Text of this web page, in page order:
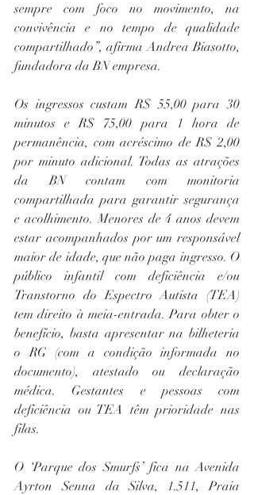
sempre com foco no movimento, na
convivência e no tempo de qualidade
compartilhado”, afirma Andrea Biasotto,
fundadora da BN empresa.
Os ingressos custam R$ 55,00 para 30
minutos e R$ 75,00 para 1 hora de
permanência, com acréscimo de R$ 2,00
por minuto adicional. Todas as atrações
da BN contam com monitoria
compartilhada para garantir segurança
e acolhimento. Menores de 4 anos devem
estar acompanhados por um responsável
maior de idade, que não paga ingresso. O
público infantil com deficiência e/ou
Transtorno do Espectro Autista (TEA)
tem direito à meia-entrada. Para obter o
benefício, basta apresentar na bilheteria
o RG (com a condição informada no
documento), atestado ou declaração
médica. Gestantes e pessoas com
deficiência ou TEA têm prioridade nas
filas.
O ‘Parque dos Smurfs’ fica na Avenida
Ayrton Senna da Silva, 1.511, Praia